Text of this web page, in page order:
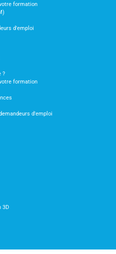
formation
d'emploi
?
formation
d'emploi
3D